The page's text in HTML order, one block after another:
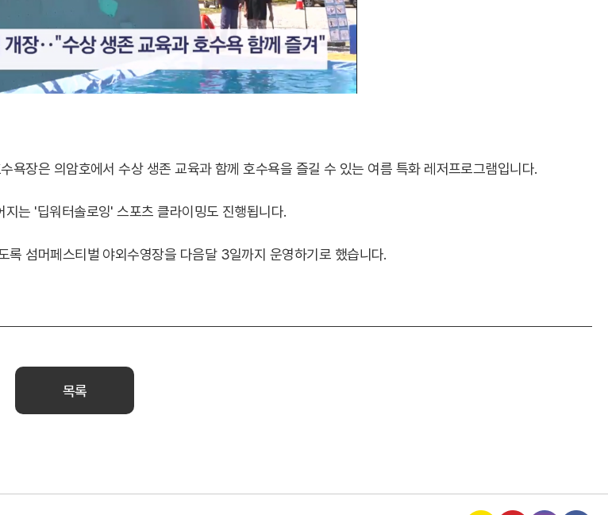
장은 의암호에서 수상 생존 교육과 함께 호수욕을 즐길 수 있는 여름 특화 레저프로그램입니다.
는 '딥워터솔로잉' 스포츠 클라이밍도 진행됩니다.
섬머페스티벌 야외수영장을 다음달 3일까지 운영하기로 했습니다.
목록